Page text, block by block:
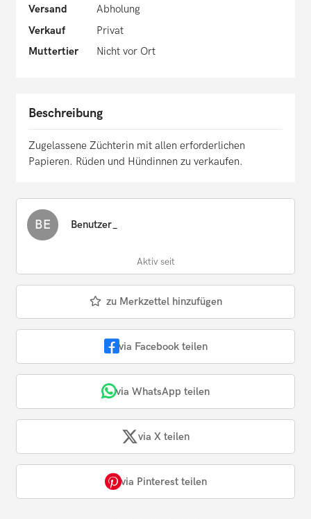
Versand
Abholung
Verkauf
Privat
Muttertier
Nicht vor Ort
Beschreibung
Zugelassene Züchterin mit allen erforderlichen
Papieren. Rüden und Hündinnen zu verkaufen.
BE Benutzer_
Aktiv seit
zu Merkzettel hinzufügen
via Facebook teilen
via WhatsApp teilen
via X teilen
via Pinterest teilen